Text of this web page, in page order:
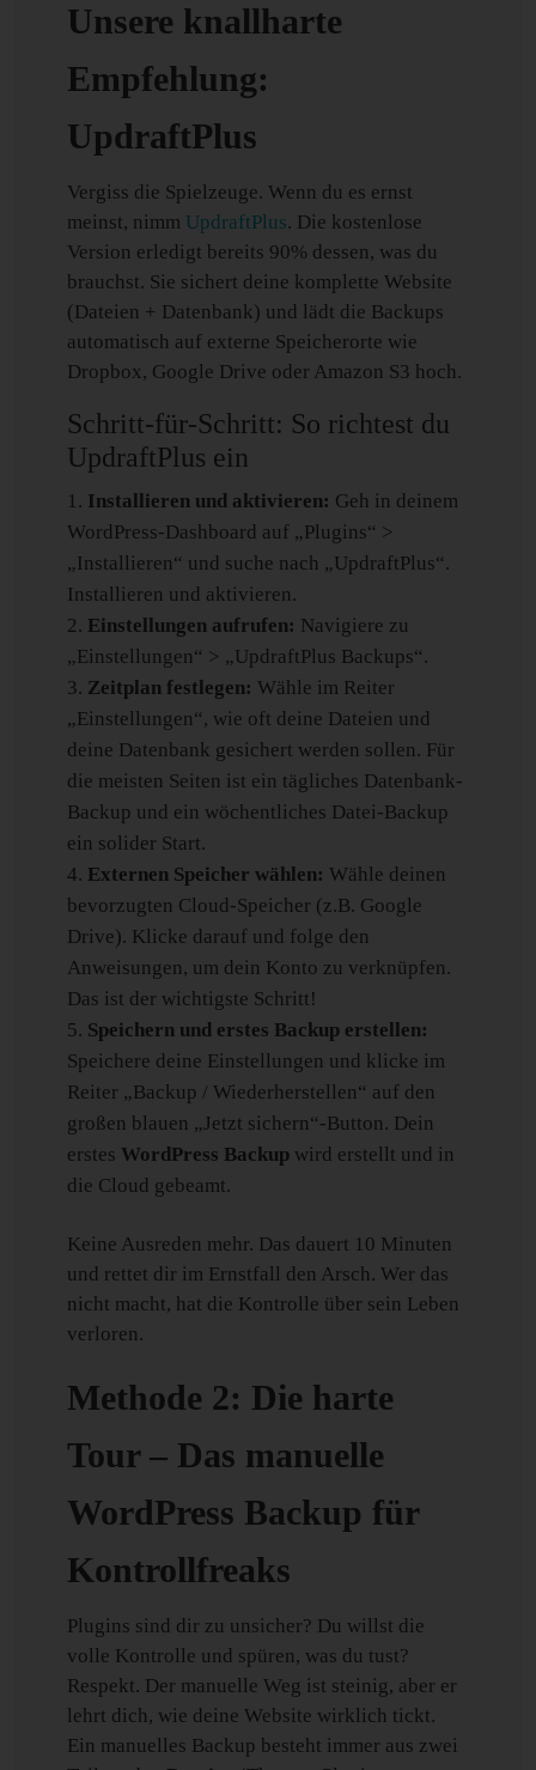
Unsere knallharte
Empfehlung:
UpdraftPlus
Vergiss die Spielzeuge. Wenn du es ernst
meinst, nimm UpdraftPlus. Die kostenlose
Version erledigt bereits 90% dessen, was du
brauchst. Sie sichert deine komplette Website
(Dateien + Datenbank) und lädt die Backups
automatisch auf externe Speicherorte wie
Dropbox, Google Drive oder Amazon S3 hoch.
Schritt-für-Schritt: So richtest du
UpdraftPlus ein
Installieren und aktivieren: Geh in deinem
WordPress-Dashboard auf „Plugins“ >
„Installieren“ und suche nach „UpdraftPlus“.
Installieren und aktivieren.
Einstellungen aufrufen: Navigiere zu
„Einstellungen“ > „UpdraftPlus Backups“.
Zeitplan festlegen: Wähle im Reiter
„Einstellungen“, wie oft deine Dateien und
deine Datenbank gesichert werden sollen. Für
die meisten Seiten ist ein tägliches Datenbank-
Backup und ein wöchentliches Datei-Backup
ein solider Start.
Externen Speicher wählen: Wähle deinen
bevorzugten Cloud-Speicher (z.B. Google
Drive). Klicke darauf und folge den
Anweisungen, um dein Konto zu verknüpfen.
Das ist der wichtigste Schritt!
Speichern und erstes Backup erstellen:
Speichere deine Einstellungen und klicke im
Reiter „Backup / Wiederherstellen“ auf den
großen blauen „Jetzt sichern“-Button. Dein
erstes WordPress Backup wird erstellt und in
die Cloud gebeamt.
Keine Ausreden mehr. Das dauert 10 Minuten
und rettet dir im Ernstfall den Arsch. Wer das
nicht macht, hat die Kontrolle über sein Leben
verloren.
Methode 2: Die harte
Tour – Das manuelle
WordPress Backup für
Kontrollfreaks
Plugins sind dir zu unsicher? Du willst die
volle Kontrolle und spüren, was du tust?
Respekt. Der manuelle Weg ist steinig, aber er
lehrt dich, wie deine Website wirklich tickt.
Ein manuelles Backup besteht immer aus zwei